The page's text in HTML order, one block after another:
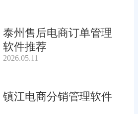
泰州售后电商订单管理
软件推荐
2026.05.11
镇江电商分销管理软件